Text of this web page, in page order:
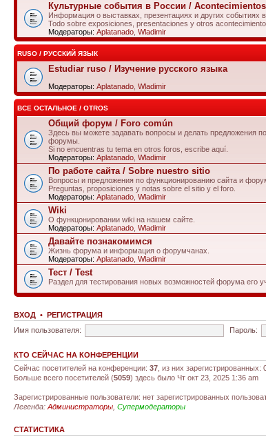
Культурные события в России /
Информация о выставках, презентациях и других событиях
Todo sobre exposiciones, presentaciones y otros
Модераторы: Aplatanado Wladimir
RUSO / РУССКИЙ ЯЗЫК
Estudiar ruso / Изучение русского языка
Модераторы: Aplatanado Wladimir
ВСЕ ОСТАЛЬНОЕ / OTROS
Общий форум / Foro común
Здесь вы можете задавать вопросы и делать предложения
форумы.
Si no encuentras tu tema en otros foros, escribe aquí.
Модераторы: Aplatanado Wladimir
По работе сайта / Sobre nuestro sitio
Вопросы и предложения по функционированию сайта и
Preguntas, proposiciones y notas sobre el sitio y el foro.
Модераторы: Aplatanado Wladimir
Wiki
О функцонировании wiki на нашем сайте.
Модераторы: Aplatanado Wladimir
Давайте познакомимся
Жизнь форума и информация о форумчанах.
Модераторы: Aplatanado Wladimir
Тест / Test
Раздел для тестирования новых возможностей форума его
ВХОД • РЕГИСТРАЦИЯ
Имя пользователя:
Пароль:
КТО СЕЙЧАС НА КОНФЕРЕНЦИИ
Сейчас посетителей на конференции: 37 , из них
Больше всего посетителей (5059) здесь было Чт окт 23, 2025 1:36 am
Зарегистрированные пользователи: нет зарегистрированных
Легенда: Администраторы Супермодераторы
СТАТИСТИКА